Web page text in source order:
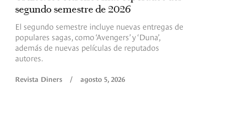
segundo semestre de 2026
El segundo semestre incluye nuevas entregas de
populares sagas, como ‘Avengers’ y ‘Duna’,
además de nuevas películas de reputados
autores.
Revista Diners / agosto 5, 2026